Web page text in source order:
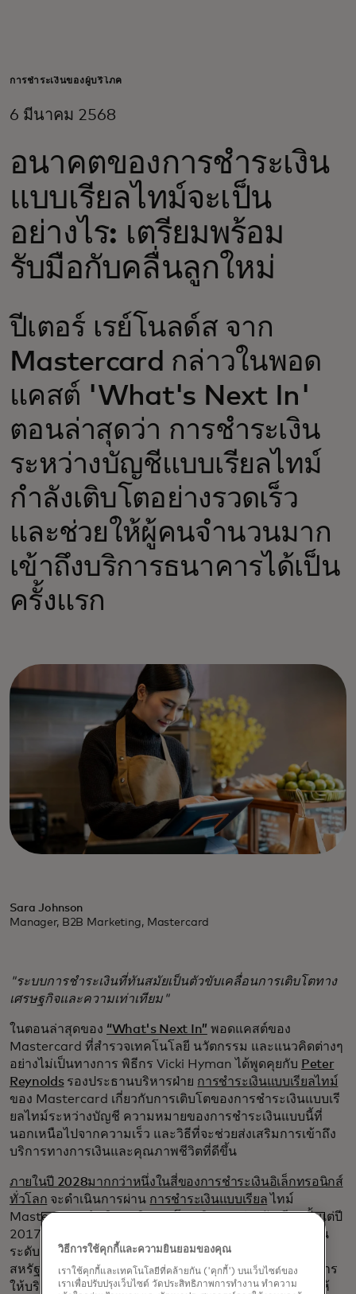
สำหรับธุรกิจ
สำหรับผู้สร้างนวัตกรรม
ข่าวสารและแนวโน้ม
การชำระเงินของผู้บริโภค
6 มีนาคม 2568
อนาคตของการชำระเงิน
แบบเรียลไทม์จะเป็น
อย่างไร: เตรียมพร้อม
รับมือกับคลื่นลูกใหม่
ปีเตอร์ เรย์โนลด์ส จาก
Mastercard กล่าวในพอด
แคสต์ 'What's Next In'
ตอนล่าสุดว่า การชำระเงิน
ระหว่างบัญชีแบบเรียลไทม์
กำลังเติบโตอย่างรวดเร็ว
และช่วยให้ผู้คนจำนวนมาก
เข้าถึงบริการธนาคารได้เป็น
ครั้งแรก
Sara Johnson
Manager, B2B Marketing, Mastercard
"ระบบการชำระเงินที่ทันสมัยเป็นตัวขับเคลื่อนการเติบโตทาง
เศรษฐกิจและความเท่าเทียม"
ในตอนล่าสุดของ “What's Next In”พอดแคสต์ของ
Mastercard ที่สำรวจเทคโนโลยี นวัตกรรม และแนวคิดต่างๆ
อย่างไม่เป็นทางการ พิธีกร Vicki Hyman ได้พูดคุยกับ Peter
Reynoldsรองประธานบริหารฝ่าย การชำระเงินแบบเรียลไทม์
ของ Mastercard เกี่ยวกับการเติบโตของการชำระเงินแบบเรี
ยลไทม์ระหว่างบัญชี ความหมายของการชำระเงินแบบนี้ที่
นอกเหนือไปจากความเร็ว และวิธีที่จะช่วยส่งเสริมการเข้าถึง
บริการทางการเงินและคุณภาพชีวิตที่ดีขึ้น
ภายในปี 2028มากกว่าหนึ่งในสี่ของการชำระเงินอิเล็กทรอนิกส์
ทั่วโลก จะดำเนินการผ่าน การชำระเงินแบบเรียลไทม์
Mastercard ดำเนินธุรกิจการโอนเงินระหว่างบัญชีมาตั้งแต่ปี
2017 และปัจจุบันเป็นรากฐานสำคัญของโครงสร้างพื้นฐาน
ระดับชาติในกว่าสิบตลาด รวมถึงสหราชอาณาจักร
สหรัฐอเมริกา เดนมาร์ก ฟิลิปปินส์ และเปรู นอกเหนือจากการ
ให้บริการเพื่อเพิ่มประสิทธิภาพและปรับปรุงการชำระเงินให้
วิธีการใช้คุกกี้และความยินยอมของคุณ
เราใช้คุกกี้และเทคโนโลยีที่คล้ายกัน ('คุกกี้') บนเว็บไซต์ของ
เราเพื่อปรับปรุงเว็บไซต์ วัดประสิทธิภาพการทำงาน ทำความ